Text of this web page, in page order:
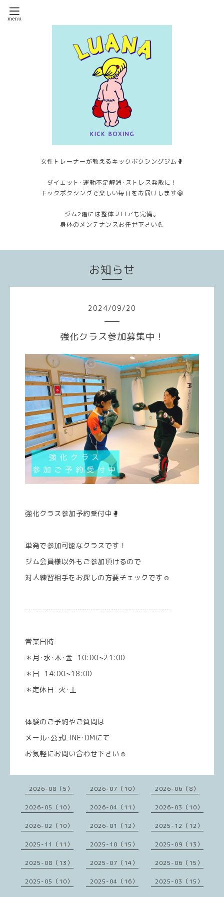
女性トレーナーが教えるキックボクシングジム🥊
ダイエット･運動不足解消･ストレス発散に！
キックボクシングで楽しい毎日をお届けします😆
ジム2階には整体フロアも完備。
身体のメンテナンスお任せ下さい💪
お知らせ
2024/09/20
強化クラス参加募集中！
強化クラス参加予約受付中🥊
単発で参加可能なクラスです！
ジム会員様以外もご参加頂けるので
対人練習相手をお探しの方要チェックです☺️
┈┈┈┈┈┈┈┈┈┈┈┈┈┈┈┈┈┈┈┈
営業日時
＊月･水･木･金 10:00~21:00
＊日 14:00~18:00
＊定休日 火･土
体験のご予約やご質問は
メール･公式LINE･DMにて
お気軽にお問い合わせ下さい☺️
2026-08（5） 2026-07（10） 2026-06（8）
2026-05（10） 2026-04（11） 2026-03（10）
2026-02（10） 2026-01（12） 2025-12（12）
2025-11（11） 2025-10（15） 2025-09（13）
2025-08（13） 2025-07（14） 2025-06（15）
2025-05（10） 2025-04（16） 2025-03（15）